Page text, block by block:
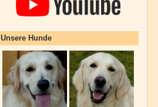
Unsere Hunde